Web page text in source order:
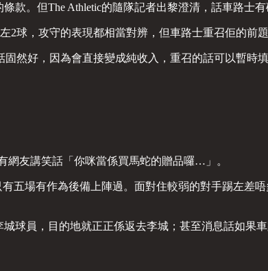
款。但The Athletic的隨隊記者出黎澄清，話車路士
球，攻守的表現都相當對辨，但車路士重召佢的前
然好，因為會直接變成純收入，重召的話可以暫
網友講笑話「你咪當係買馬蛇的贈品囉…」。
五場有作為後備上陣過。面對住較弱的對手踢左差
球員，目的地就正正係返去李城；甚至消息話如果